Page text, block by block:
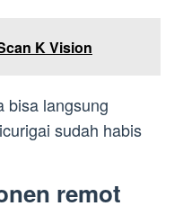
K Vision
bisa langsung
sudah habis
remot